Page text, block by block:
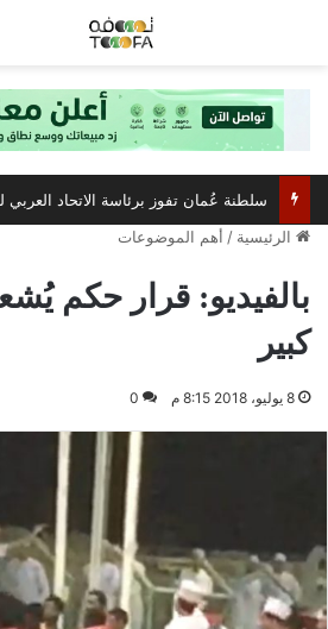
الرئيسية / أهم الموضوعات
بالفيديو: قرار حكم
كبير
8 يوليو، 2018 8:15 م 0